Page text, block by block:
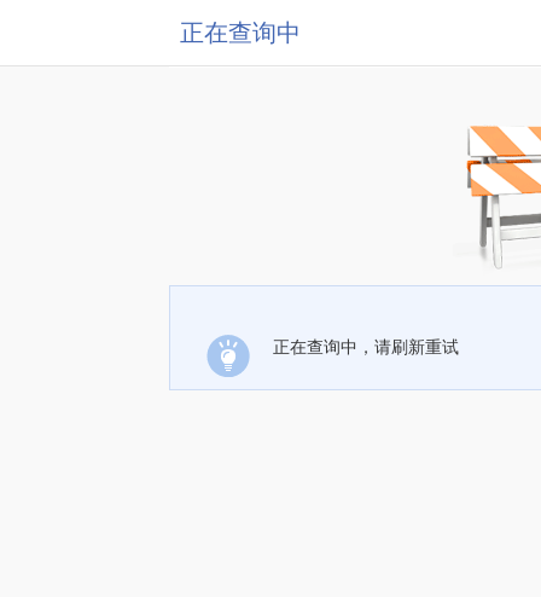
正在查询中
正在查询中，请刷新重试